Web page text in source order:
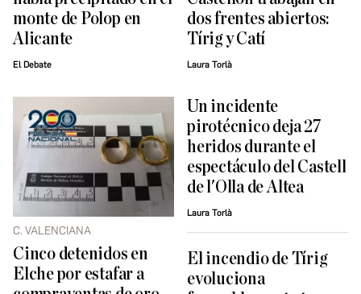
monte de Polop en
Alicante
El Debate
dos frentes abiertos:
Tírig y Catí
Laura Torlà
C. VALENCIANA
Cinco detenidos en
Elche por estafar a
Un incidente
pirotécnico deja 27
heridos durante el
espectáculo del Castell
de l'Olla de Altea
Laura Torlà
El incendio de Tírig
evoluciona